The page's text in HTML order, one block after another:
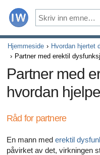
Sykdommer
Symptomer
Legemidler og
Sunn livsstil
Alle artikler om
Hjemmeside
Hvordan hjertet
Partner med erektil
Partner med
hvordan hjelpe
Råd for partnere
En mann med erektil
påvirket av det, virkningen